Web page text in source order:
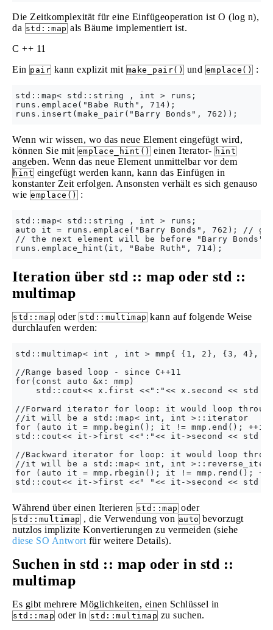
Die Zeitkomplexität für eine Einfügeoperation ist O (log n),
da std::map als Bäume implementiert ist.
C ++ 11
Ein pair kann explizit mit make_pair() und emplace() :
std::map< std::string , int > runs;
runs.emplace("Babe Ruth", 714);
Wenn wir wissen, wo das neue Element eingefügt wird,
können Sie mit emplace_hint() einen Iterator- hint
angeben. Wenn das neue Element unmittelbar vor dem
hint eingefügt werden kann, kann das Einfügen in
konstanter Zeit erfolgen. Ansonsten verhält es sich genauso
wie emplace() :
std::map< std::string , int > runs;
auto it = runs.emplace("Barry Bonds", 762); //
// the next element will be before "Barry
Iteration über std :: map oder std ::
multimap
std::map oder std::multimap kann auf folgende Weise
durchlaufen werden:
std::multimap< int , int > mmp{ {1, 2}, {3,
//Range based loop - since C++11
for(const auto &x: mmp)
std::cout<< x.first <<":"<< x.second <<
//Forward iterator for loop: it would loop
//it will be a std::map< int, int >::iterator
for (auto it = mmp.begin(); it != mmp.end();
std::cout<< it->first <<":"<< it->second <<
//Backward iterator for loop: it would loop
//it will be a std::map< int, int
for (auto it = mmp.rbegin(); it != mmp.rend();
Während über einen Iterieren std::map oder
std::multimap , die Verwendung von auto bevorzugt
nutzlos implizite Konvertierungen zu vermeiden (siehe
diese SO Antwort für weitere Details).
Suchen in std :: map oder in std ::
multimap
Es gibt mehrere Möglichkeiten, einen Schlüssel in
std::map oder in std::multimap zu suchen.